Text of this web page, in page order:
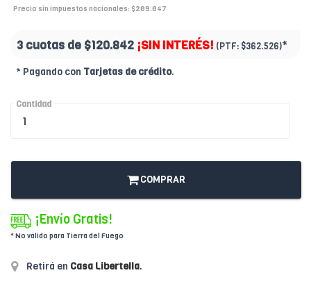
Precio sin impuestos nacionales: $269.647
3 cuotas de $120.842 ¡SIN INTERÉS! (PTF: $362.526)*
* Pagando con Tarjetas de crédito.
Cantidad
COMPRAR
¡Envío Gratis!
* No válido para Tierra del Fuego
Retirá en Casa Libertella.